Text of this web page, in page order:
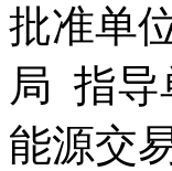
批准单
局 指导
能源交